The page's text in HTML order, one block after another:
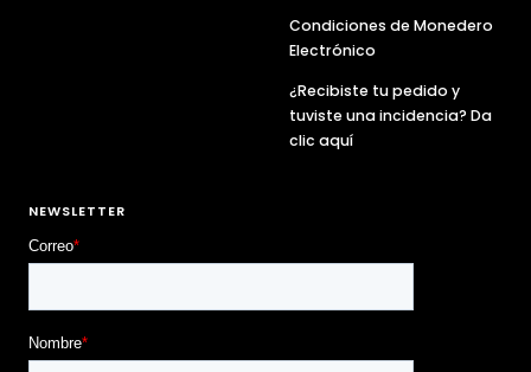
Condiciones de Monedero
Electrónico
¿Recibiste tu pedido y
tuviste una incidencia? Da
clic aquí
NEWSLETTER